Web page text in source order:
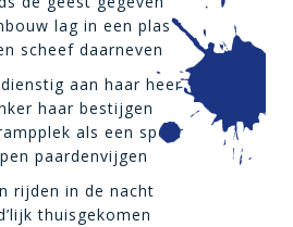
lag in een plas
scheef daarneven
aan haar heer
haar bestijgen
als een speer
paardenvijgen
rijden in de nacht
thuisgekomen